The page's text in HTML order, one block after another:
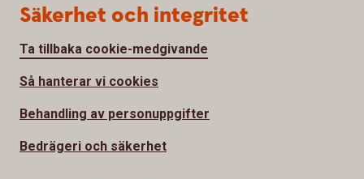
Säkerhet och integritet
Ta tillbaka cookie-medgivande
Så hanterar vi cookies
Behandling av personuppgifter
Bedrägeri och säkerhet